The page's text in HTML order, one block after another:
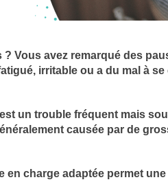
Vous avez remarqué des
irritable ou a du mal à
est un trouble fréquent mais
causée par de
en charge adaptée permet